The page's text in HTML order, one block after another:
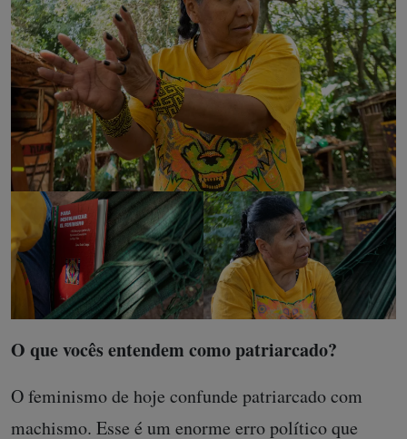
O que vocês entendem como patriarcado?
O feminismo de hoje confunde patriarcado com
machismo. Esse é um enorme erro político que